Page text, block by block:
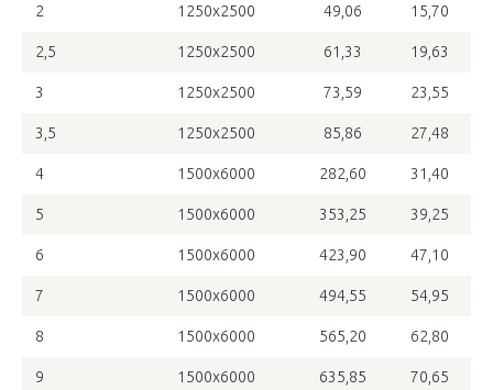
2 1250х2500 49,06 15,70
2,5 1250х2500 61,33 19,63
3 1250х2500 73,59 23,55
3,5 1250х2500 85,86 27,48
4 1500х6000 282,60 31,40
5 1500х6000 353,25 39,25
6 1500х6000 423,90 47,10
7 1500х6000 494,55 54,95
8 1500х6000 565,20 62,80
9 1500х6000 635,85 70,65